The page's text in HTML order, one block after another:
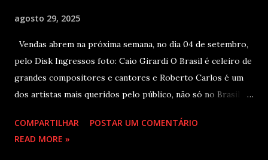
agosto 29, 2025
Vendas abrem na próxima semana, no dia 04 de setembro,
pelo Disk Ingressos foto: Caio Girardi O Brasil é celeiro de
grandes compositores e cantores e Roberto Carlos é um
dos artistas mais queridos pelo público, não só no Brasil
lançados em seu país tem sua carreira pautada em
lançamentos simultâneos em português e espanhol desde a
COMPARTILHAR
POSTAR UM COMENTÁRIO
READ MORE »